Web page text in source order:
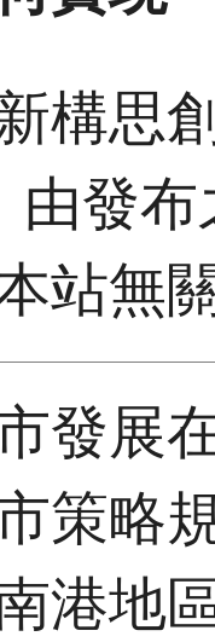
構思
由發
站無
發展
策略
港地